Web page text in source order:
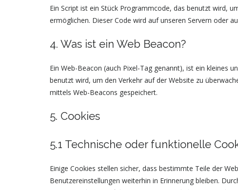
Ein Script ist ein Stück Programmcode, das benutzt wird,
ermöglichen. Dieser Code wird auf unseren Servern oder
4. Was ist ein Web Beacon?
Ein Web-Beacon (auch Pixel-Tag genannt), ist ein kleines
benutzt wird, um den Verkehr auf der Website zu
mittels Web-Beacons gespeichert.
5. Cookies
5.1 Technische oder funktionelle
Einige Cookies stellen sicher, dass bestimmte Teile der
Benutzereinstellungen weiterhin in Erinnerung bleiben.